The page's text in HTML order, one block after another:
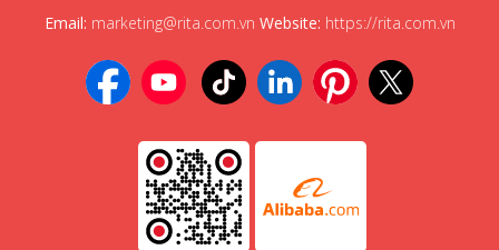
Email: marketing@rita.com.vn Website: https://rita.com.vn